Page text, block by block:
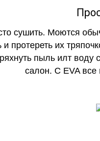
сушить. Моются
и протереть их
пыль илт воду
салон. С EVA все